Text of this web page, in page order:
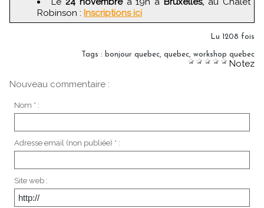
Robinson : Inscriptions ici
Lu 1208 fois
Tags : bonjour quebec, quebec, workshop quebec
Notez
Nouveau commentaire :
Nom * :
Adresse email (non publiée) * :
Site web :